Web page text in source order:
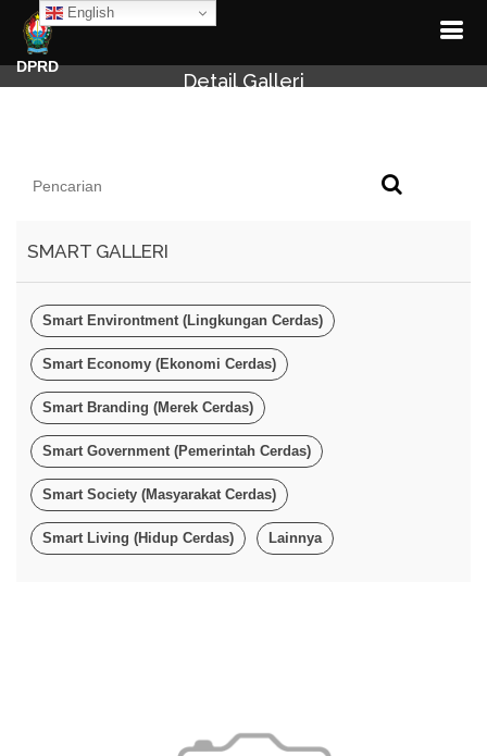
English
DPRD
Detail Galleri
SMART GALLERI
Smart Environtment (Lingkungan Cerdas)
Smart Economy (Ekonomi Cerdas)
Smart Branding (Merek Cerdas)
Smart Government (Pemerintah Cerdas)
Smart Society (Masyarakat Cerdas)
Smart Living (Hidup Cerdas) Lainnya